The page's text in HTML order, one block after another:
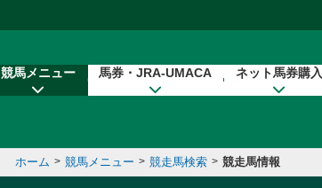
競馬メニュー 馬券・JRA-UMACA ネット馬券購入
ホーム > 競馬メニュー > 競走馬検索 > 競走馬情報